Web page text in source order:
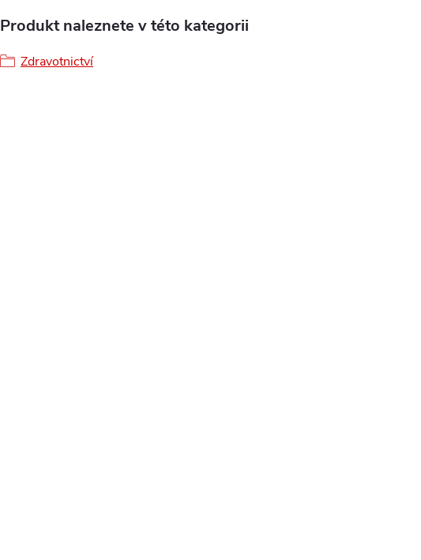
Produkt naleznete v této kategorii
Zdravotnictví